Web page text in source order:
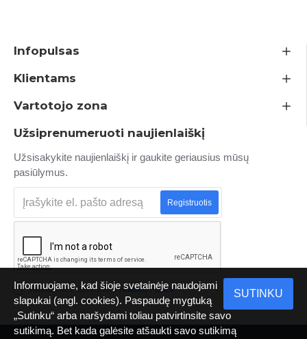
Infopulsas
Klientams
Vartotojo zona
Užsiprenumeruoti naujienlaiškį
Užsisakykite naujienlaiškį ir gaukite geriausius mūsų
pasiūlymus.
Registruotis
Susipažinau ir sutinku su Privatumo Politika SUTINKU
Informuojame, kad šioje svetainėje naudojami
slapukai (angl. cookies). Paspaudę mygtuką
„Sutinku“ arba naršydami toliau patvirtinsite savo
sutikimą. Bet kada galėsite atšaukti savo sutikimą